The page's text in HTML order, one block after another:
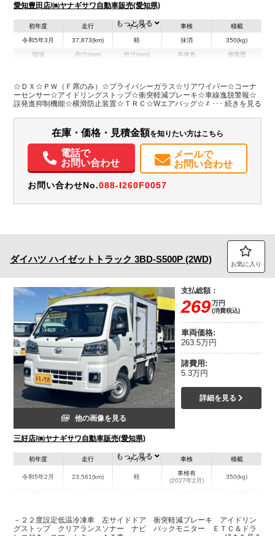
愛知豊田店/㈱ヤナギサワ自動車販売(愛知県)
初年度
令和5年3月
走行
37,873(km)
サイズ
軽
車検
抹消
積載
350(kg)
地域 内寸(mm) 外寸(mm)
H:1,890
本体色 修復歴
装備情報
パワステ
取扱説明書（一部含む）
メンテナンスノート（保証書）
もっと見る
☆ＤＸ☆ＰＷ（Ｆ席のみ）☆プライバシーガラス☆リアワイパー☆コーナ
ーセンサー☆アイドリングストップ☆衝突軽減ブレーキ☆車線逸脱警報☆
誤発進抑制機能☆横滑防止装置☆ＴＲＣ☆Wエアバッグ☆ＡＢＳ/ＰＳ/ＡＭ
在庫・価格・見積金額を知りたい方はこちら
電話で
お問い合わせ
メールで
お問い合わせ
お問い合わせNo.088-I260F0057
ダイハツ ハイゼットトラック 3BD-S500P (2WD) お気に入り
他の画像を見る
三好店/㈱ヤナギサワ自動車販売(愛知県)
支払総額：
269万円
(消費税込)
車両価格:
263.5万円
諸費用:
5.3万円
詳細を見る
初年度
令和5年2月
走行
23,561(km)
サイズ
軽
車検
車検有
(2027年2月)
積載
350(kg)
愛知県
W:1,180
H:1,050
W:1,470
H:1,960
無
もっと見る
－２２度設定低温冷凍車 左サイドドア 衝突軽減ブレーキ アイドリン
グストップ クリアランスソナー ナビ バックモニター ＥＴＣ＆ドラ